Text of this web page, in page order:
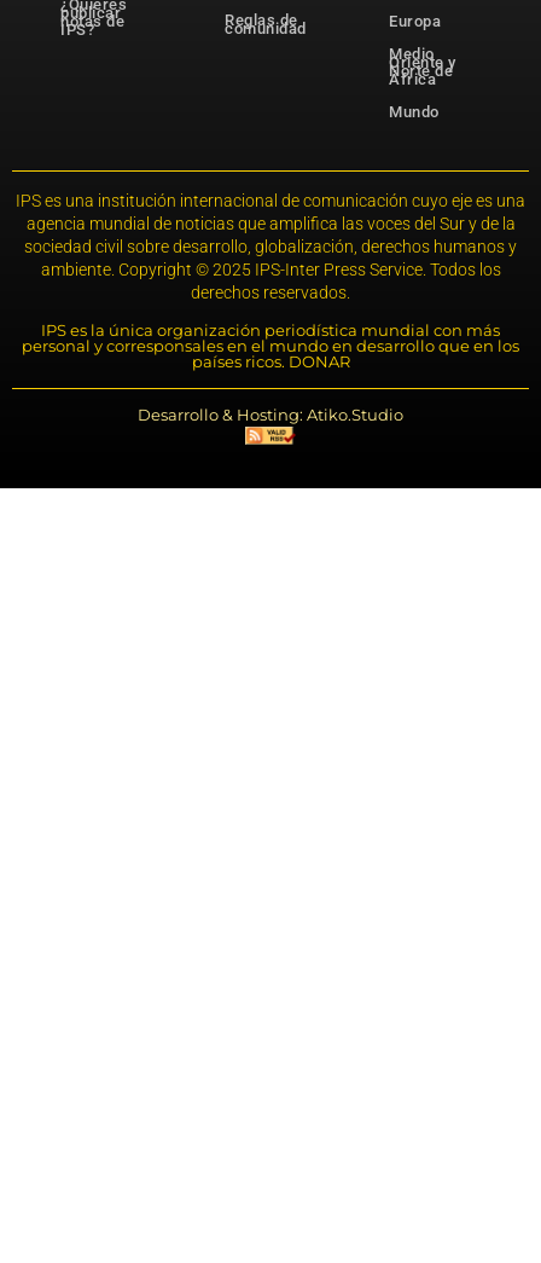
¿Quieres
publicar
notas de
IPS?
Reglas de
comunidad
Europa
Medio
Oriente y
Norte de
África
Mundo
IPS es una institución internacional de comunicación cuyo eje es una
agencia mundial de noticias que amplifica las voces del Sur y de la
sociedad civil sobre desarrollo, globalización, derechos humanos y
ambiente. Copyright © 2025 IPS-Inter Press Service. Todos los
derechos reservados.
IPS es la única organización periodística mundial con más
personal y corresponsales en el mundo en desarrollo que en los
países ricos. DONAR
Desarrollo & Hosting: Atiko.Studio